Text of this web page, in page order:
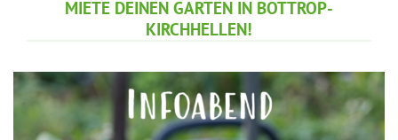
MIETE DEINEN GARTEN IN BOTTROP-
KIRCHHELLEN!